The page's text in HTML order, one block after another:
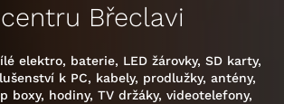
Břeclavi
elektro, baterie, LED žárovky, SD karty,
k PC, kabely, prodlužky, antény,
boxy, hodiny, TV držáky, videotelefony,